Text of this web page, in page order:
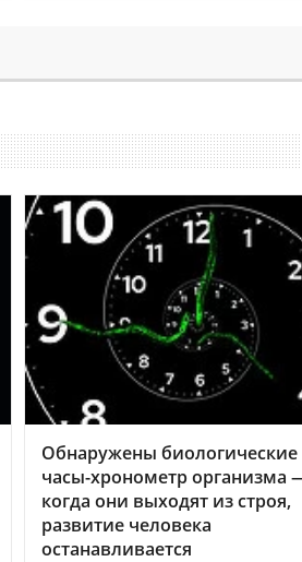
Обнаружены биологические
часы-хронометр организма
когда они выходят из строя,
развитие человека
останавливается